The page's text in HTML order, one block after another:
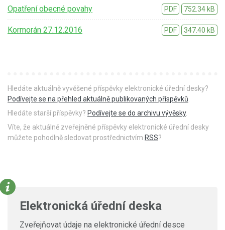
Opatření obecné povahy PDF 752.34 kB
Kormorán 27.12.2016 PDF 347.40 kB
Hledáte aktuálně vyvěšené příspěvky elektronické úřední desky?
Podívejte se na přehled aktuálně publikovaných příspěvků
Hledáte starší příspěvky? Podívejte se do archivu vývěsky.
Víte, že aktuálně zveřejněné příspěvky elektronické úřední desky
můžete pohodlně sledovat prostřednictvím RSS?
Elektronická úřední deska
Zveřejňovat údaje na elektronické úřední desce